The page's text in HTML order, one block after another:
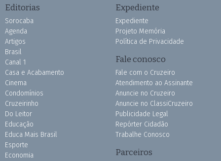
Editorias
Sorocaba
Agenda
Artigos
Brasil
Canal 1
Casa e Acabamento
Cinema
Condomínios
Cruzeirinho
Do Leitor
Educação
Educa Mais Brasil
Esporte
Economia
Expediente
Expediente
Projeto Memória
Política de Privacidade
Fale conosco
Fale com o Cruzeiro
Atendimento ao Assinante
Anuncie no Cruzeiro
Anuncie no ClassiCruzeiro
Publicidade Legal
Repórter Cidadão
Trabalhe Conosco
Parceiros